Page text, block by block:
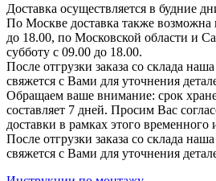
Доставка осуществляется в будние
По Москве доставка также
до 18.00, по Московской области и
субботу с 09.00 до 18.00.
После отгрузки заказа со склада
свяжется с Вами для уточнения
Обращаем ваше внимание: срок
составляет 7 дней. Просим Вас
доставки в рамках этого временного
После отгрузки заказа со склада
свяжется с Вами для уточнения